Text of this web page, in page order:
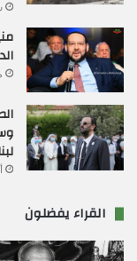
القراء يفضلون